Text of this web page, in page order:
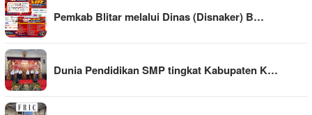
Pemkab Blitar melalui Dinas (Disnaker) B…
Dunia Pendidikan SMP tingkat Kabupaten K…